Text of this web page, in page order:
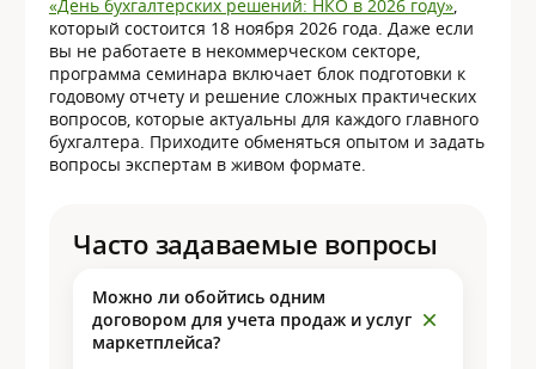
«День бухгалтерских решений: НКО в 2026 году»,
который состоится 18 ноября 2026 года. Даже если
вы не работаете в некоммерческом секторе,
программа семинара включает блок подготовки к
годовому отчету и решение сложных практических
вопросов, которые актуальны для каждого главного
бухгалтера. Приходите обменяться опытом и задать
вопросы экспертам в живом формате.
Часто задаваемые вопросы
Можно ли обойтись одним
договором для учета продаж и услуг
маркетплейса?